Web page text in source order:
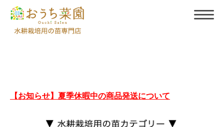
【お知らせ】夏季休暇中の商品発送について